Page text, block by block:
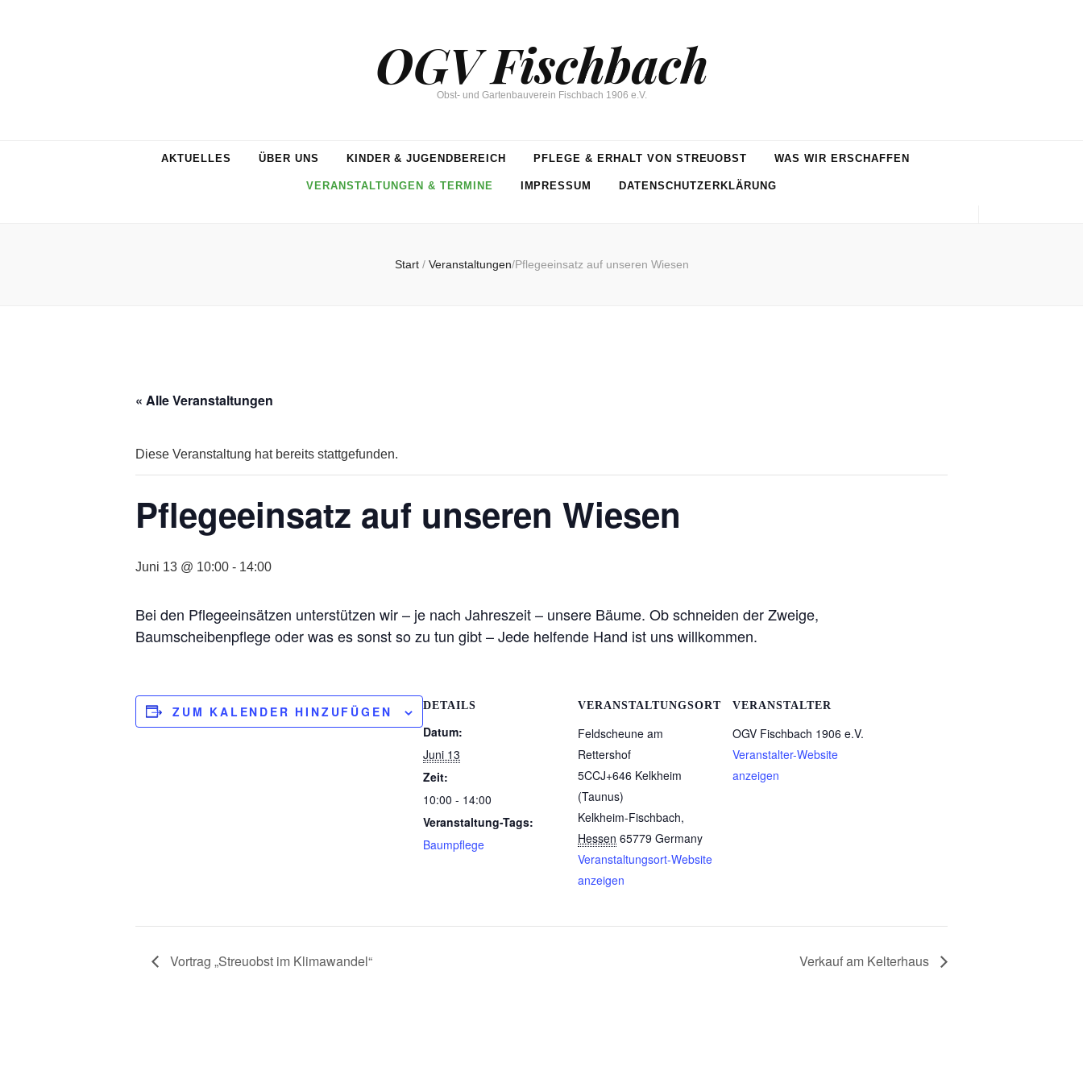
OGV Fischbach
Obst- und Gartenbauverein Fischbach 1906 e.V.
AKTUELLES ÜBER UNS KINDER & JUGENDBEREICH PFLEGE & ERHALT VON STREUOBST WAS WIR ERSCHAFFEN
VERANSTALTUNGEN & TERMINE IMPRESSUM DATENSCHUTZERKLÄRUNG
Start / Veranstaltungen/Pflegeeinsatz auf unseren Wiesen
« Alle Veranstaltungen
Diese Veranstaltung hat bereits stattgefunden.
Pflegeeinsatz auf unseren Wiesen
Juni 13 @ 10:00 - 14:00
Bei den Pflegeeinsätzen unterstützen wir – je nach Jahreszeit – unsere Bäume. Ob schneiden der Zweige,
Baumscheibenpflege oder was es sonst so zu tun gibt – Jede helfende Hand ist uns willkommen.
ZUM KALENDER HINZUFÜGEN DETAILS
Datum:
Juni 13
Zeit:
10:00 - 14:00
Veranstaltung-Tags:
Baumpflege
VERANSTALTUNGSORT
Feldscheune am
Rettershof
5CCJ+646 Kelkheim
(Taunus)
Kelkheim-Fischbach,
Hessen 65779 Germany
Veranstaltungsort-Website
anzeigen
VERANSTALTER
OGV Fischbach 1906 e.V.
Veranstalter-Website
anzeigen
Vortrag „Streuobst im Klimawandel“ Verkauf am Kelterhaus